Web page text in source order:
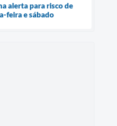
alerta para risco de
feira e sábado